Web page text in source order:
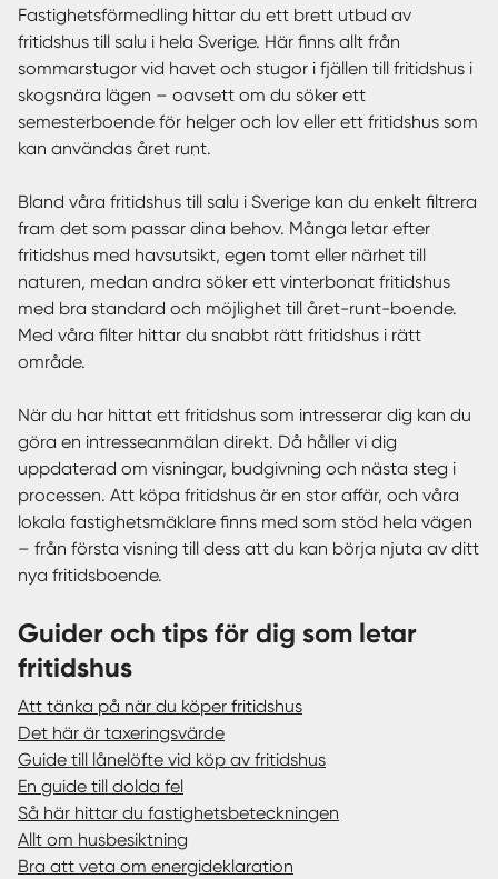
Fastighetsförmedling hittar du ett brett utbud av
fritidshus till salu i hela Sverige. Här finns allt från
sommarstugor vid havet och stugor i fjällen till fritidshus i
skogsnära lägen – oavsett om du söker ett
semesterboende för helger och lov eller ett fritidshus som
kan användas året runt.
Bland våra fritidshus till salu i Sverige kan du enkelt filtrera
fram det som passar dina behov. Många letar efter
fritidshus med havsutsikt, egen tomt eller närhet till
naturen, medan andra söker ett vinterbonat fritidshus
med bra standard och möjlighet till året-runt-boende.
Med våra filter hittar du snabbt rätt fritidshus i rätt
område.
När du har hittat ett fritidshus som intresserar dig kan du
göra en intresseanmälan direkt. Då håller vi dig
uppdaterad om visningar, budgivning och nästa steg i
processen. Att köpa fritidshus är en stor affär, och våra
lokala fastighetsmäklare finns med som stöd hela vägen
– från första visning till dess att du kan börja njuta av ditt
nya fritidsboende.
Guider och tips för dig som letar
fritidshus
Att tänka på när du köper fritidshus
Det här är taxeringsvärde
Guide till lånelöfte vid köp av fritidshus
En guide till dolda fel
Så här hittar du fastighetsbeteckningen
Allt om husbesiktning
Bra att veta om energideklaration